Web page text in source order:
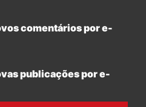
comentários por e-
publicações por e-